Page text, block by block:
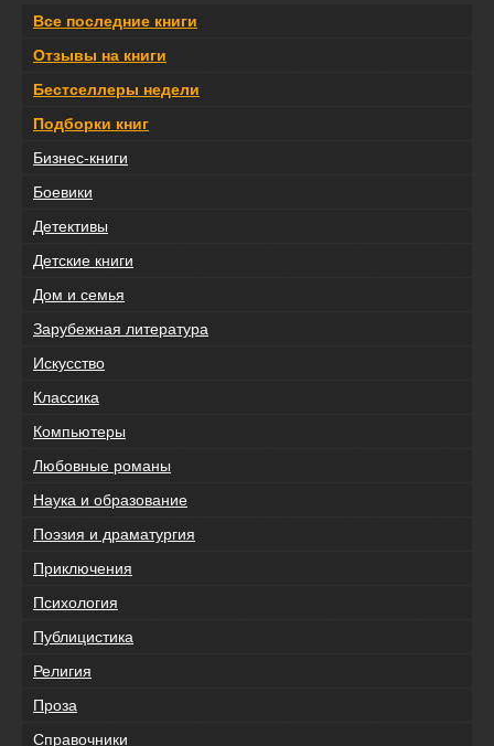
Все последние книги
Отзывы на книги
Бестселлеры недели
Подборки книг
Бизнес-книги
Боевики
Детективы
Детские книги
Дом и семья
Зарубежная литература
Искусство
Классика
Компьютеры
Любовные романы
Наука и образование
Поэзия и драматургия
Приключения
Психология
Публицистика
Религия
Проза
Справочники